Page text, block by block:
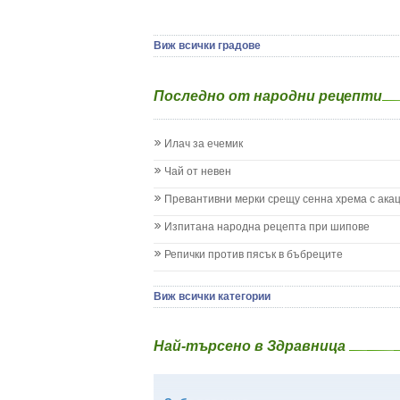
Детски диабет
Жълтеница
Запек на бебето и детето
Кашлица при бебето и детето
Колики
Менингит
Млечница
Нощно напикаване - енуреза
Плач
Виж всички градове
Последно от народни рецепти
Илач за ечемик
Чай от невен
Превантивни мерки срещу сенна хрема с
Изпитана народна рецепта при шипове
Репички против пясък в бъбреците
Виж всички категории
Най-търсено в Здравница